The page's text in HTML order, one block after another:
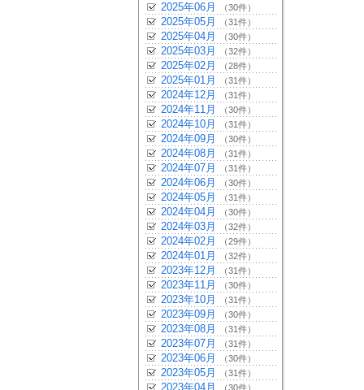
2025年06月 （30件）
2025年05月 （31件）
2025年04月 （30件）
2025年03月 （32件）
2025年02月 （28件）
2025年01月 （31件）
2024年12月 （31件）
2024年11月 （30件）
2024年10月 （31件）
2024年09月 （30件）
2024年08月 （31件）
2024年07月 （31件）
2024年06月 （30件）
2024年05月 （31件）
2024年04月 （30件）
2024年03月 （32件）
2024年02月 （29件）
2024年01月 （32件）
2023年12月 （31件）
2023年11月 （30件）
2023年10月 （31件）
2023年09月 （30件）
2023年08月 （31件）
2023年07月 （31件）
2023年06月 （30件）
2023年05月 （31件）
2023年04月 （30件）